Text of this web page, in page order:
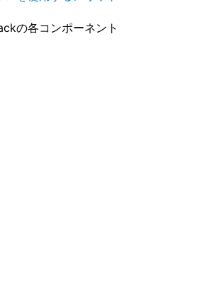
の各コンポーネント